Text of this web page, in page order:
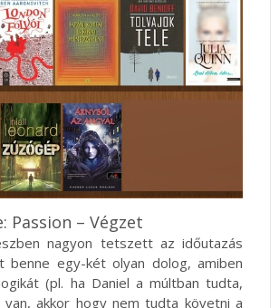
Passion – Végzet
nagyon tetszett az időutazás
egy-két olyan dolog, amiben
(pl. ha Daniel a múltban tudta,
akkor hogy nem tudta követni a